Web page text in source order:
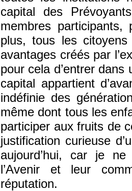
capital des
membres
plus, tous les
avantages créés par
pour cela d’entrer
capital appartient
indéfinie des
même dont tous les
participer aux fruits de
justification curieuse
aujourd’hui, car je
l’Avenir et leur
réputation.